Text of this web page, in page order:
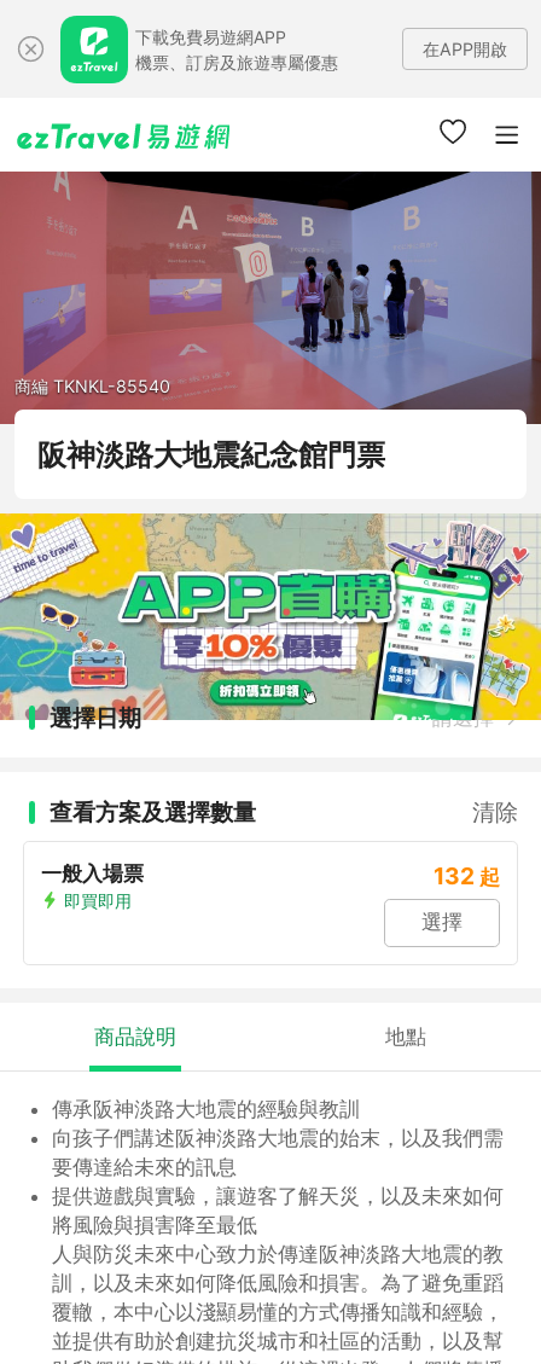
下載免費易遊網APP
機票、訂房及旅遊專屬優惠
在APP開啟
商編 TKNKL-85540
阪神淡路大地震紀念館門票
選擇日期 請選擇
查看方案及選擇數量 清除
一般入場票
即買即用
132 起
選擇
商品說明 地點
傳承阪神淡路大地震的經驗與教訓
向孩子們講述阪神淡路大地震的始末，以及我們需
要傳達給未來的訊息
提供遊戲與實驗，讓遊客了解天災，以及未來如何
將風險與損害降至最低
人與防災未來中心致力於傳達阪神淡路大地震的教
訓，以及未來如何降低風險和損害。為了避免重蹈
覆轍，本中心以淺顯易懂的方式傳播知識和經驗，
並提供有助於創建抗災城市和社區的活動，以及幫